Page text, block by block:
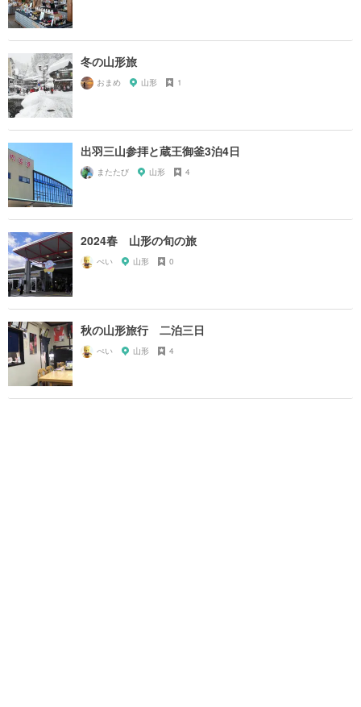
冬の山形旅
おまめ 山形 1
出羽三山参拝と蔵王御釜3泊4日
またたび 山形 4
2024春 山形の旬の旅
ぺい 山形 0
秋の山形旅行 二泊三日
ぺい 山形 4